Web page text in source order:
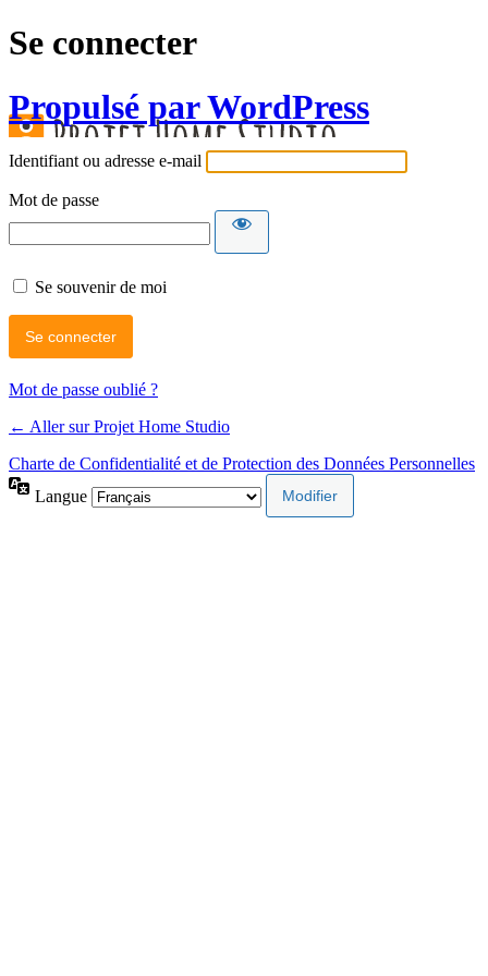
Se connecter
Propulsé par WordPress
Identifiant ou adresse e-mail
Mot de passe
Se souvenir de moi
Mot de passe oublié ?
← Aller sur Projet Home Studio
Charte de Confidentialité et de Protection des Données Personnelles
Langue